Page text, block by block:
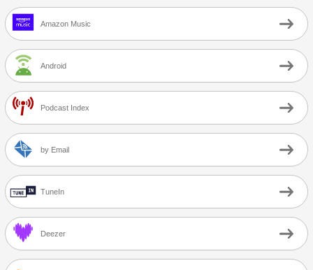
Amazon Music
Android
Podcast Index
by Email
TuneIn
Deezer